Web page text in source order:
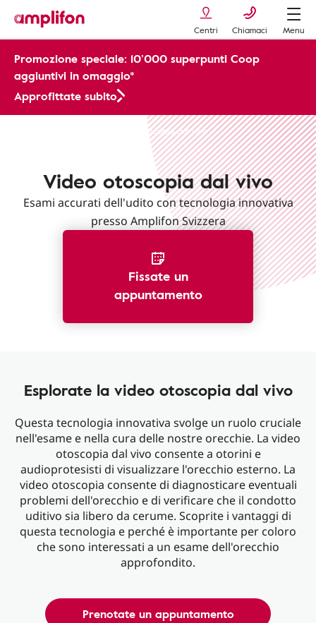
Centri Chiamaci Menu
Promozione speciale: 10’000 superpunti Coop
aggiuntivi in omaggio*
Approfittate subito
Video otoscopia dal vivo
Video otoscopia dal vivo
Esami accurati dell'udito con tecnologia innovativa
presso Amplifon Svizzera
Fissate un
appuntamento
Esplorate la video otoscopia dal vivo
Questa tecnologia innovativa svolge un ruolo cruciale
nell'esame e nella cura delle nostre orecchie. La video
otoscopia dal vivo consente a otorini e
audioprotesisti di visualizzare l'orecchio esterno. La
video otoscopia consente di diagnosticare eventuali
problemi dell'orecchio e di verificare che il condotto
uditivo sia libero da cerume. Scoprite i vantaggi di
questa tecnologia e perché è importante per coloro
che sono interessati a un esame dell'orecchio
approfondito.
Prenotate un appuntamento